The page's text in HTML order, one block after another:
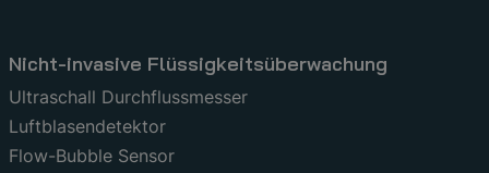
Nicht-invasive Flüssigkeitsüberwachung
Ultraschall Durchflussmesser
Luftblasendetektor
Flow-Bubble Sensor